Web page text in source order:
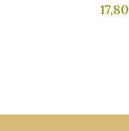
17,80